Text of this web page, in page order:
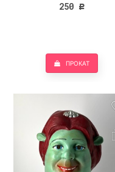
250 Р
ПРОКАТ